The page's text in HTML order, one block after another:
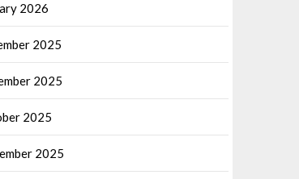
2026
2025
2025
2025
2025